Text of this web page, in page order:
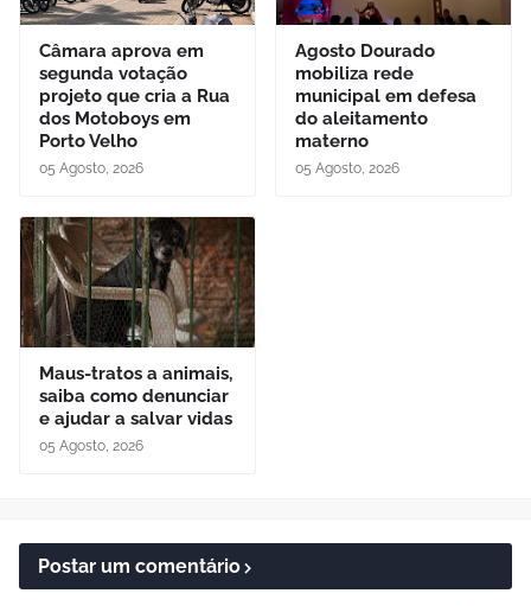
Câmara aprova em
segunda votação
projeto que cria a Rua
dos Motoboys em
Porto Velho
05 Agosto, 2026
Agosto Dourado
mobiliza rede
municipal em defesa
do aleitamento
materno
05 Agosto, 2026
Maus-tratos a animais,
saiba como denunciar
e ajudar a salvar vidas
05 Agosto, 2026
Postar um comentário